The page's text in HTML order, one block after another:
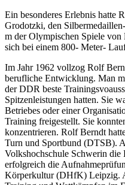
Ein besonderes Erlebnis hatte
Grodotzki, den
m der Olympischen Spiele
sich bei einem 800- Meter-
Im Jahr 1962 vollzog Rolf
berufliche Entwicklung. Man
der DDR beste
Spitzenleistungen hatten. Sie
Betriebes oder einer
Training freigestellt. Sie
konzentrieren. Rolf Berndt
Turn und Sportbund (DTSB).
Volkshochschule Schwerin
erfolgreich die
Körperkultur (DHfK) Leipzig.